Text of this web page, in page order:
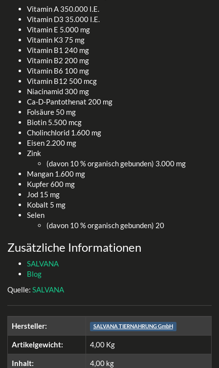
Vitamin A 350.000 I.E.
Vitamin D3 35.000 I.E.
Vitamin E 5.000 mg
Vitamin K3 75 mg
Vitamin B1 240 mg
Vitamin B2 200 mg
Vitamin B6 100 mg
Vitamin B12 500 mcg
Niacinamid 300 mg
Ca-D-Pantothenat 200 mg
Folsäure 50 mg
Biotin 5.500 mcg
Cholinchlorid 1.600 mg
Eisen 2.200 mg
Zink
(davon 10 % organisch gebunden) 3.000 mg
Mangan 1.600 mg
Kupfer 600 mg
Jod 15 mg
Kobalt 5 mg
Selen
(davon 10 % organisch gebunden) 20
Zusätzliche Informationen
SALVANA
Blog
Quelle: SALVANA
Hersteller: SALVANA TIERNAHRUNG GmbH
Artikelgewicht: 4,00 Kg
Inhalt: 4,00 kg